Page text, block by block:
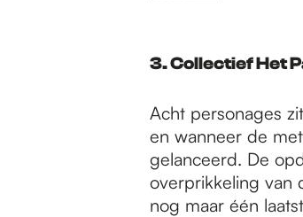
3. Collectief Het
Acht personages
en wanneer de
gelanceerd. De
overprikkeling van
nog maar één